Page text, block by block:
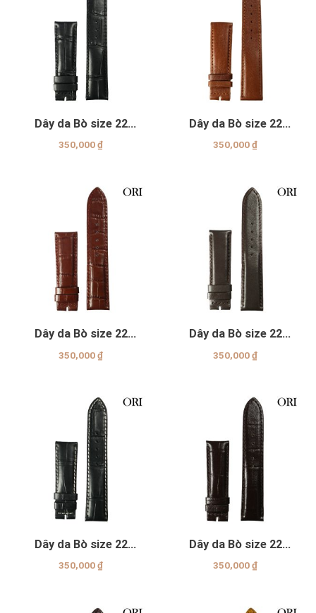
Dây da Bò size 22
Genuine
350,000₫
Dây da Bò size 22
Genuine
350,000₫
Dây da Bò size 22
Genuine
350,000₫
Dây da Bò size 22
Genuine
350,000₫
Dây da Bò size 22
Genuine
350,000₫
Dây da Bò size 22
Genuine
350,000₫